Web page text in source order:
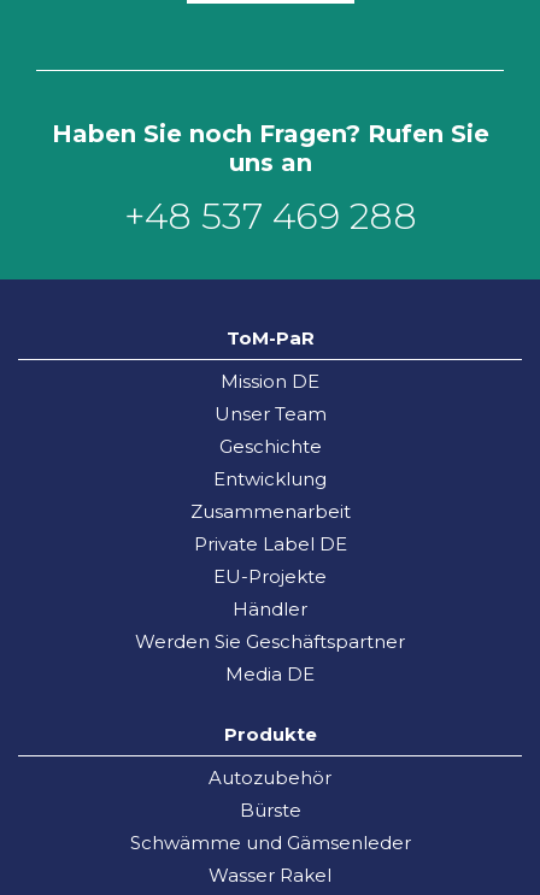
Haben Sie noch Fragen? Rufen Sie
uns an
+48 537 469 288
ToM-PaR
Mission DE
Unser Team
Geschichte
Entwicklung
Zusammenarbeit
Private Label DE
EU-Projekte
Händler
Werden Sie Geschäftspartner
Media DE
Produkte
Autozubehör
Bürste
Schwämme und Gämsenleder
Wasser Rakel